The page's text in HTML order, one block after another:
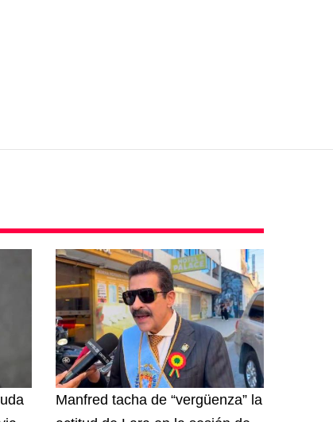
Manfred tacha de “vergüenza” la